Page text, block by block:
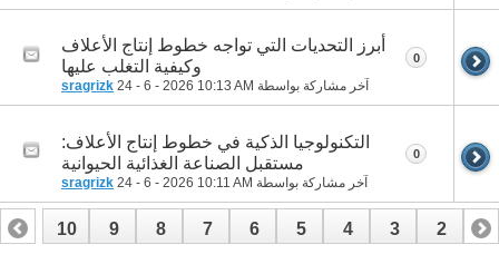
أبرز التحديات التي تواجه خطوط إنتاج الأعلاف
وكيفية التغلب عليها
آخر مشاركة بواسطة sragrizk 24 - 6 - 2026 10:13 AM
0
التكنولوجيا الذكية في خطوط إنتاج الأعلاف:
مستقبل الصناعة الغذائية الحيوانية
آخر مشاركة بواسطة sragrizk 24 - 6 - 2026 10:11 AM
0
1
2
3
4
5
6
7
8
9
10